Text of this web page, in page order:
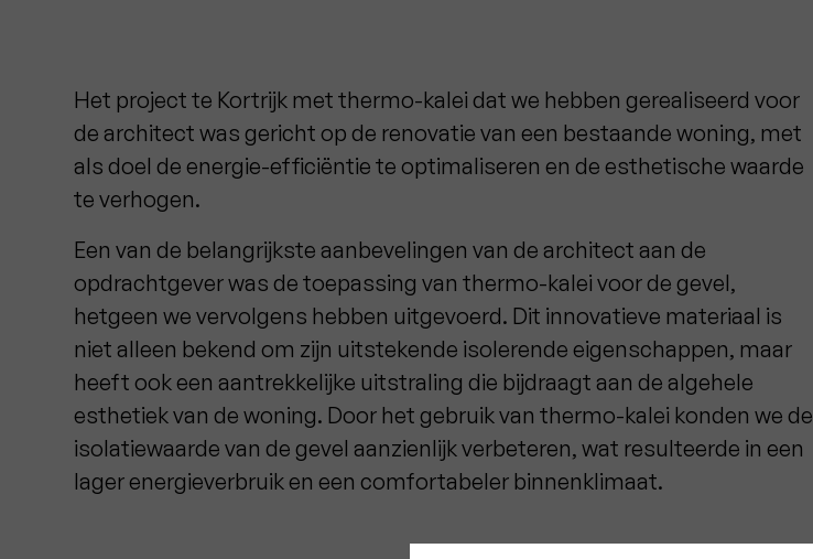
Het project te Kortrijk met thermo-kalei dat we hebben gerealiseerd voor
de architect was gericht op de renovatie van een bestaande woning, met
als doel de energie-efficiëntie te optimaliseren en de esthetische waarde
te verhogen.
Een van de belangrijkste aanbevelingen van de architect aan de
opdrachtgever was de toepassing van thermo-kalei voor de gevel,
hetgeen we vervolgens hebben uitgevoerd. Dit innovatieve materiaal is
niet alleen bekend om zijn uitstekende isolerende eigenschappen, maar
heeft ook een aantrekkelijke uitstraling die bijdraagt aan de algehele
esthetiek van de woning. Door het gebruik van thermo-kalei konden we de
isolatiewaarde van de gevel aanzienlijk verbeteren, wat resulteerde in een
lager energieverbruik en een comfortabeler binnenklimaat.